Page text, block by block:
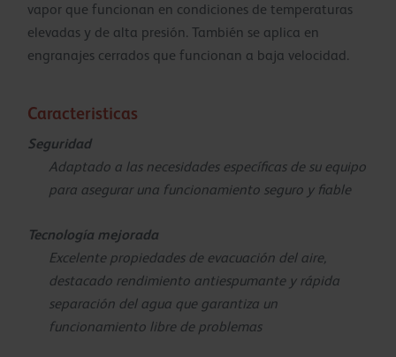
vapor que funcionan en condiciones de temperaturas
elevadas y de alta presión. También se aplica en
engranajes cerrados que funcionan a baja velocidad.
Caracteristicas
Seguridad
Adaptado a las necesidades específicas de su equipo
para asegurar una funcionamiento seguro y fiable
Tecnología mejorada
Excelente propiedades de evacuación del aire,
destacado rendimiento antiespumante y rápida
separación del agua que garantiza un
funcionamiento libre de problemas